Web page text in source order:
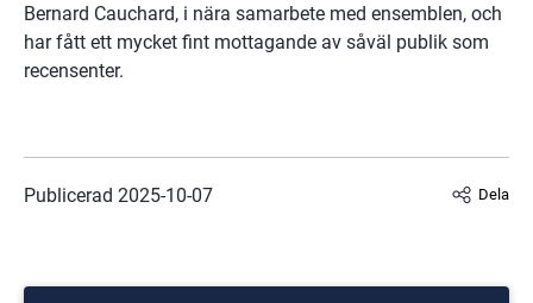
Bernard Cauchard, i nära samarbete med ensemblen, och
har fått ett mycket fint mottagande av såväl publik som
recensenter.
Publicerad 2025-10-07 Dela